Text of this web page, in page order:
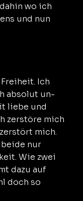
wo ich
und nun
Ich
absolut un-
liebe und
zerstöre mich
mich.
nur
Wie zwei
dazu auf
doch so